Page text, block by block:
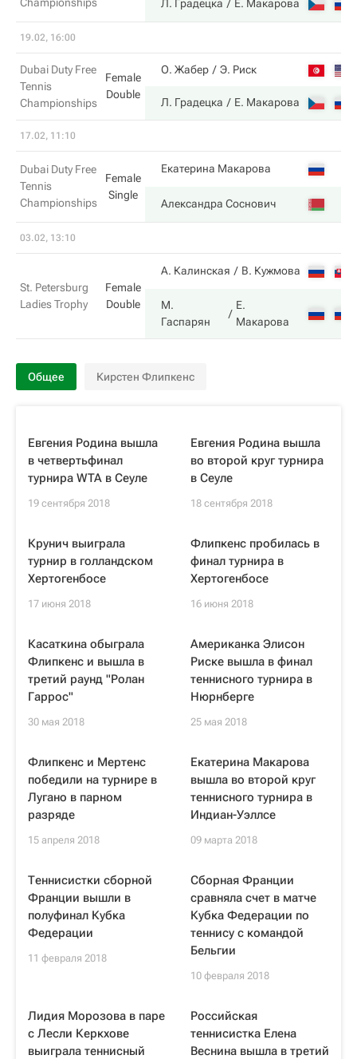
Л. Градецка Е. Макарова
19.02, 16:00
Dubai Duty Free
Tennis
Championships
Female
Double
О. Жабер Э. Риск
Л. Градецка Е. Макарова
17.02, 11:10
Dubai Duty Free
Tennis
Championships
Female
Single
Екатерина Макарова
Александра Соснович
03.02, 13:10
St. Petersburg
Ladies Trophy
Female
Double
А. Калинская В. Кужмова
М.
Гаспарян
Е.
Макарова
Общее Кирстен Флипкенс
Евгения Родина вышла
в четвертьфинал
турнира WTA в Сеуле
19 сентября 2018
Евгения Родина вышла
во второй круг турнира
в Сеуле
18 сентября 2018
Крунич выиграла
турнир в голландском
Хертогенбосе
17 июня 2018
Флипкенс пробилась в
финал турнира в
Хертогенбосе
16 июня 2018
Касаткина обыграла
Флипкенс и вышла в
третий раунд "Ролан
Гаррос"
30 мая 2018
Американка Элисон
Риске вышла в финал
теннисного турнира в
Нюрнберге
25 мая 2018
Флипкенс и Мертенс
победили на турнире в
Лугано в парном
разряде
15 апреля 2018
Екатерина Макарова
вышла во второй круг
теннисного турнира в
Индиан-Уэллсе
09 марта 2018
Теннисистки сборной
Франции вышли в
полуфинал Кубка
Федерации
11 февраля 2018
Сборная Франции
сравняла счет в матче
Кубка Федерации по
теннису с командой
Бельгии
10 февраля 2018
Лидия Морозова в паре
с Лесли Керкхове
выиграла теннисный
Российская
теннисистка Елена
Веснина вышла в третий